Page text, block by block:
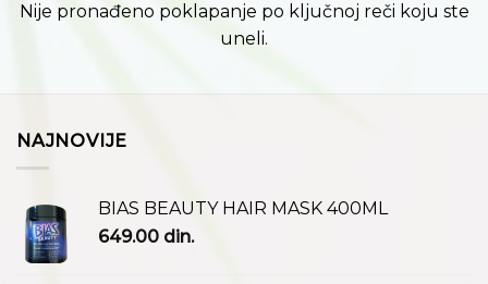
Nije pronađeno poklapanje po ključnoj reči koju ste
uneli.
NAJNOVIJE
BIAS BEAUTY HAIR MASK 400ML
649.00 din.